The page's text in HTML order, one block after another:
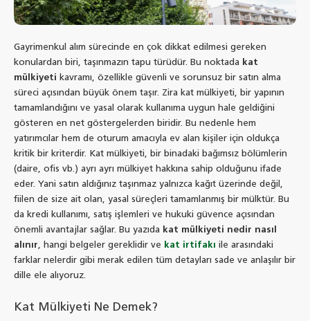
Gayrimenkul alım sürecinde en çok dikkat edilmesi gereken
konulardan biri, taşınmazın tapu türüdür. Bu noktada kat
mülkiyeti kavramı, özellikle güvenli ve sorunsuz bir satın alma
süreci açısından büyük önem taşır. Zira kat mülkiyeti, bir yapının
tamamlandığını ve yasal olarak kullanıma uygun hale geldiğini
gösteren en net göstergelerden biridir. Bu nedenle hem
yatırımcılar hem de oturum amacıyla ev alan kişiler için oldukça
kritik bir kriterdir. Kat mülkiyeti, bir binadaki bağımsız bölümlerin
(daire, ofis vb.) ayrı ayrı mülkiyet hakkına sahip olduğunu ifade
eder. Yani satın aldığınız taşınmaz yalnızca kağıt üzerinde değil,
fiilen de size ait olan, yasal süreçleri tamamlanmış bir mülktür. Bu
da kredi kullanımı, satış işlemleri ve hukuki güvence açısından
önemli avantajlar sağlar. Bu yazıda kat mülkiyeti nedir nasıl
alınır, hangi belgeler gereklidir ve kat irtifakı ile arasındaki
farklar nelerdir gibi merak edilen tüm detayları sade ve anlaşılır bir
dille ele alıyoruz.
Kat Mülkiyeti Ne Demek?